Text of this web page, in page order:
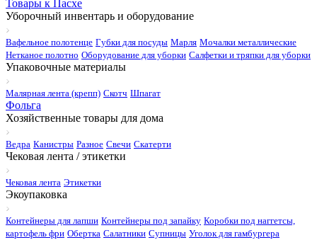
Товары к Пасхе
Уборочный инвентарь и оборудование
Вафельное полотенце Губки для посуды Марля Мочалки металлические
Нетканое полотно Оборудование для уборки Салфетки и тряпки для уборки
Упаковочные материалы
Малярная лента (крепп) Скотч Шпагат
Фольга
Хозяйственные товары для дома
Ведра Канистры Разное Свечи Скатерти
Чековая лента / этикетки
Чековая лента Этикетки
Экоупаковка
Контейнеры для лапши Контейнеры под запайку Коробки под наггетсы,
картофель фри Обертка Салатники Супницы Уголок для гамбургера